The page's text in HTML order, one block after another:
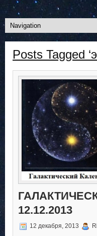
Posts Tagged
12.12.2013
12 декабря, 2013